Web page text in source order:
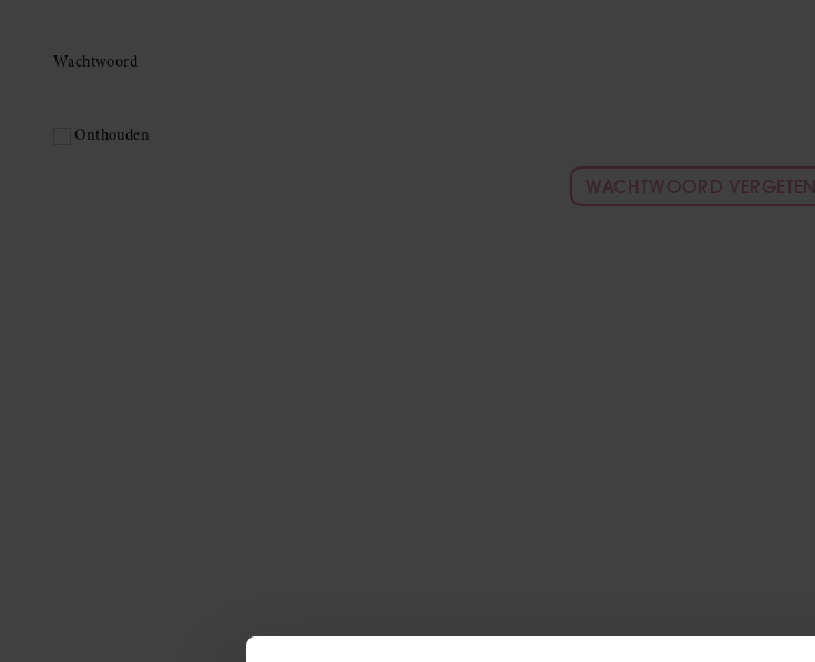
Wachtwoord
Onthouden
WACHTWOORD VERGETEN